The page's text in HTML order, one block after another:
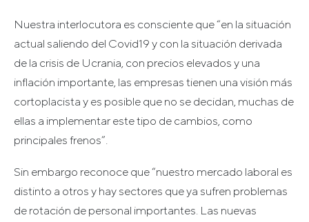
Nuestra interlocutora es consciente que “en la situación
actual saliendo del Covid19 y con la situación derivada
de la crisis de Ucrania, con precios elevados y una
inflación importante, las empresas tienen una visión más
cortoplacista y es posible que no se decidan, muchas de
ellas a implementar este tipo de cambios, como
principales frenos”.
Sin embargo reconoce que “nuestro mercado laboral es
distinto a otros y hay sectores que ya sufren problemas
de rotación de personal importantes. Las nuevas